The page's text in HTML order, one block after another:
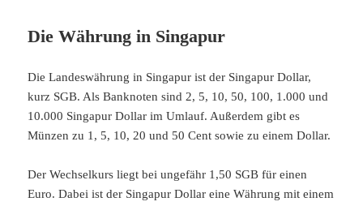
Die Währung in Singapur
Die Landeswährung in Singapur ist der Singapur Dollar,
kurz SGB. Als Banknoten sind 2, 5, 10, 50, 100, 1.000 und
10.000 Singapur Dollar im Umlauf. Außerdem gibt es
Münzen zu 1, 5, 10, 20 und 50 Cent sowie zu einem Dollar.
Der Wechselkurs liegt bei ungefähr 1,50 SGB für einen
Euro. Dabei ist der Singapur Dollar eine Währung mit einem